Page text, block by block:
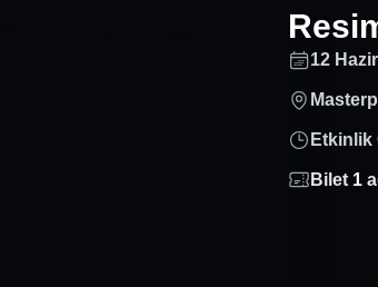
12
Etkinlik
Bilet 1